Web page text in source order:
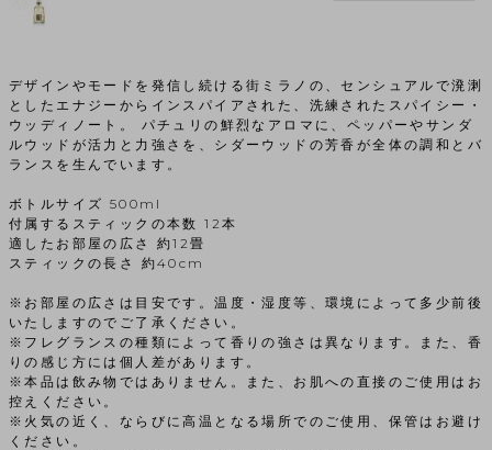
デザインやモードを発信し続ける街ミラノの、センシュアルで溌溂
としたエナジーからインスパイアされた、洗練されたスパイシー・
ウッディノート。 パチュリの鮮烈なアロマに、ペッパーやサンダ
ルウッドが活力と力強さを、シダーウッドの芳香が全体の調和とバ
ランスを生んでいます。
ボトルサイズ 500ml
付属するスティックの本数 12本
適したお部屋の広さ 約12畳
スティックの長さ 約40cm
※お部屋の広さは目安です。温度・湿度等、環境によって多少前後
いたしますのでご了承ください。
※フレグランスの種類によって香りの強さは異なります。また、香
りの感じ方には個人差があります。
※本品は飲み物ではありません。また、お肌への直接のご使用はお
控えください。
※火気の近く、ならびに高温となる場所でのご使用、保管はお避け
ください。